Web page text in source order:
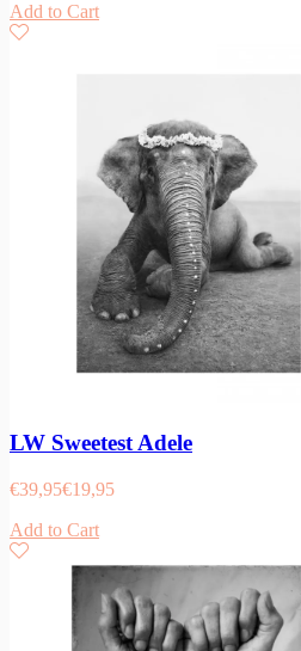
Add to Cart
LW Sweetest Adele
€39,95€19,95
Add to Cart